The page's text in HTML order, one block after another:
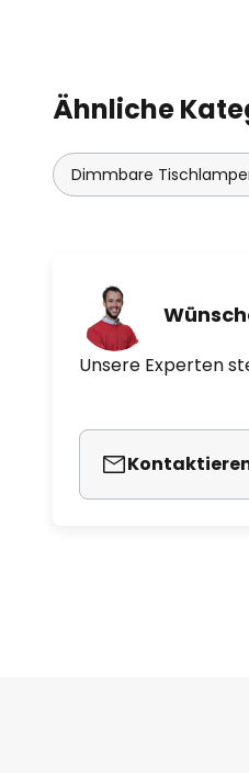
Ähnliche
Dimmbare
Unsere Experten